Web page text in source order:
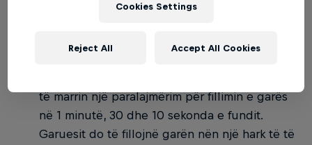
të marrin një paralajmërim për fillimin e garës
në 1 minutë, 30 dhe 10 sekonda e fundit.
Garuesit do të fillojnë garën nën një hark të të
Cookies Settings
Reject All Accept All Cookies